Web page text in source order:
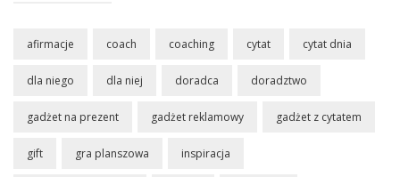
afirmacje coach coaching cytat cytat dnia
dla niego dla niej doradca doradztwo
gadżet na prezent gadżet reklamowy gadżet z cytatem
gift gra planszowa inspiracja